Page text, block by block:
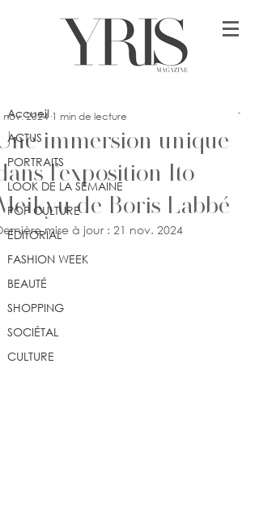
Accueil
ACTUS
PORTRAITS
LOOK DE LA SEMAINE
POP CULTURE
ÉDITORIAL
FASHION WEEK
BEAUTÉ
SHOPPING
SOCIÉTAL
CULTURE
immersion unique
l'exposition Ito
de Boris Labbé
nov. 2024 1 min de lecture
mise à jour : 21 nov. 2024